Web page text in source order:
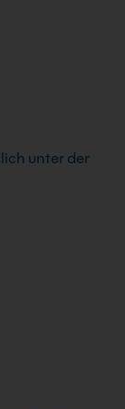
unter der